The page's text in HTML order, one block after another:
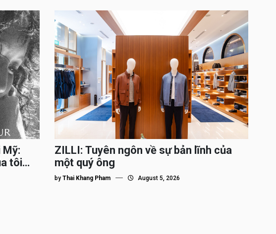
tôi
ZILLI: Tuyên ngôn về sự bản lĩnh của
một quý ông
byThai Khang Pham August 5, 2026